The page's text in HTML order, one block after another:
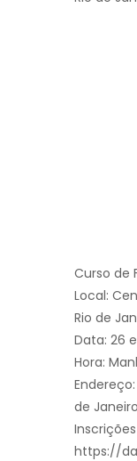
Curso de
Local:
Rio de
Data: 26
Hora:
Endereço:
de Janeiro
https://